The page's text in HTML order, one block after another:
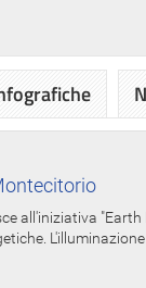
all'iniziativa "Earth
L'illuminazione